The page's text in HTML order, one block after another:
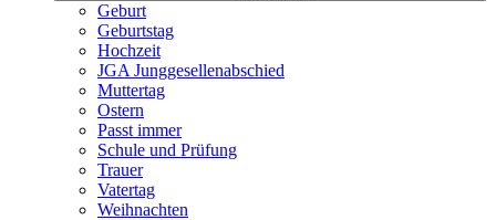
Geburt
Geburtstag
Hochzeit
JGA Junggesellenabschied
Muttertag
Ostern
Passt immer
Schule und Prüfung
Trauer
Vatertag
Weihnachten